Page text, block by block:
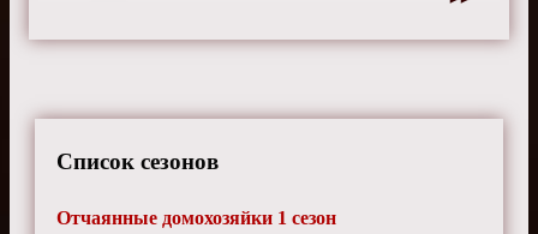
сериала, снято на высоте
Список сезонов
Отчаянные домохозяйки 1 сезон